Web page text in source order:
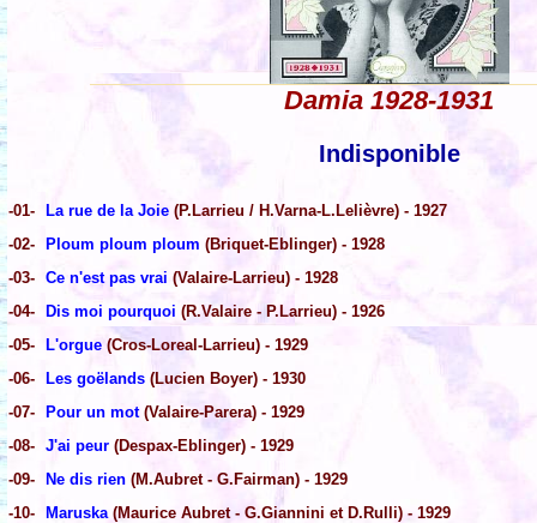
Damia 1928-1931
Indisponible
-01- La rue de la Joie (P.Larrieu / H.Varna-L.Lelièvre) - 1927
-02-
Ploum ploum ploum (Briquet-Eblinger) - 1928
-03- Ce n'est pas vrai (Valaire-Larrieu) - 1928
-04-
Dis moi pourquoi (R.Valaire - P.Larrieu) - 1926
-05-
L'orgue (Cros-Loreal-Larrieu) - 1929
-06-
Les goëlands (Lucien Boyer) - 1930
-07-
Pour un mot(Valaire-Parera) - 1929
-08- J'ai peur (Despax-Eblinger) - 1929
-09-
Ne dis rien (M.Aubret - G.Fairman) - 1929
-10-
Maruska (Maurice Aubret - G.Giannini et D.Rulli) - 1929